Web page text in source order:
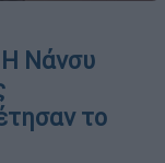
Η Νάνσυ
το